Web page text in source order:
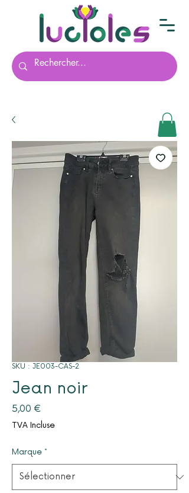
SKU : JE003-CAS-2
Jean noir
5,00 €
TVA Incluse
Marque *